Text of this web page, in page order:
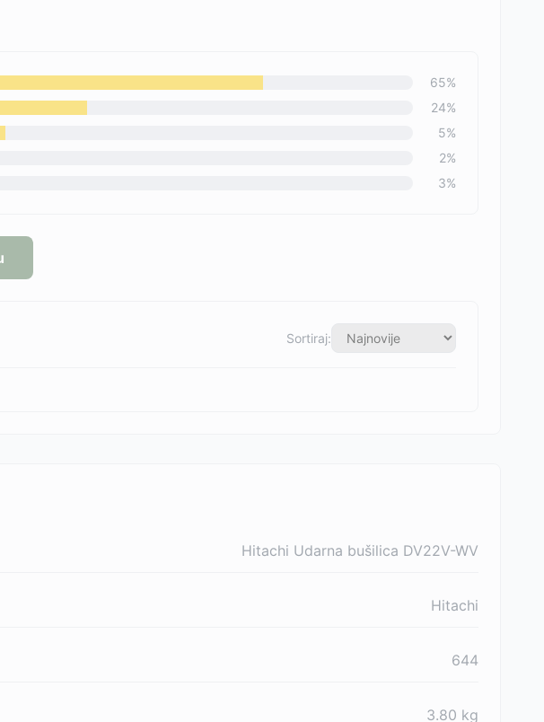
65%
24%
5%
2%
3%
Sortiraj:
Hitachi Udarna bušilica DV22V-WV
Hitachi
644
3.80 kg